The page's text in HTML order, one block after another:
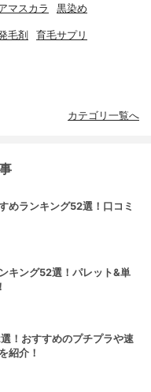
マスカラ 黒染め
毛剤 育毛サプリ
カテゴリ一覧へ
めランキング52選！口コミ
キング52選！パレット&単
！おすすめのプチプラや速
紹介！